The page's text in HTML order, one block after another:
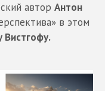
автор Антон
в этом
Вистгофу.